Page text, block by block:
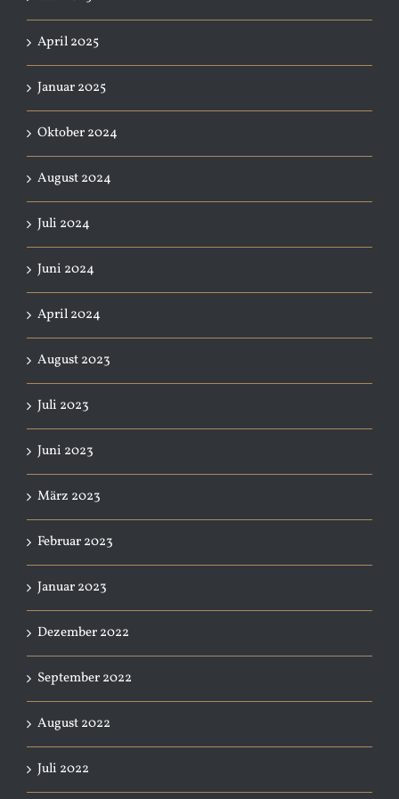
April 2025
Januar 2025
Oktober 2024
August 2024
Juli 2024
Juni 2024
April 2024
August 2023
Juli 2023
Juni 2023
März 2023
Februar 2023
Januar 2023
Dezember 2022
September 2022
August 2022
Juli 2022